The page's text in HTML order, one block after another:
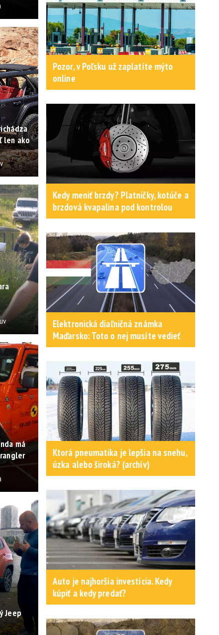
len ako
má
Jeep
Pozor, v Poľsku už zaplatíte mýto
online
Kedy meniť brzdy? Platničky, kotúče a
brzdová kvapalina pod kontrolou
Elektronická diaľničná známka
Maďarsko: Toto o nej musíte vedieť
Ktorá pneumatika je lepšia na snehu,
úzka alebo široká? (archív)
Auto je najhoršia investícia. Kedy
kúpiť a kedy predať?